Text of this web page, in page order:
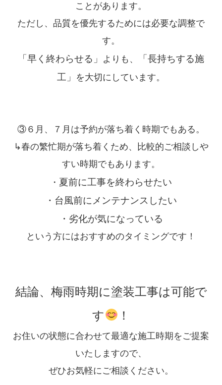
ことがあります。
ただし、品質を優先するためには必要な調整で
す。
「早く終わらせる」 よりも、
「長持ちする施
工」
を大切にしています。
③６月、７月は予約が落ち着く時期でもある。
↳春の繁忙期が落ち着くため、比較的ご相談しや
すい時期でもあります。
・ 夏前に工事を終わらせたい
・台風前にメンテナンスしたい
・劣化が気になっている
という方にはおすすめのタイミングです！
結論、梅雨時期に塗装工事は可能で
す
！
お住いの状態に合わせて最適な施工時期をご提案
いたしますので、
ぜひお気軽にご相談ください。